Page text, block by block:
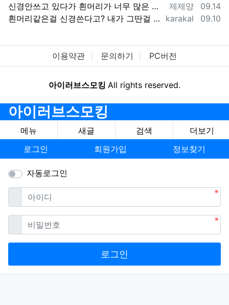
등록자
제제양 등록일
09.14
신경안쓰고 있다가 흰머리가 너무 많은 상태에서 갑자기 염색을 하고 나니...그 순간 전과 후과 달라진 느낌이 확~. 그 자각이 이제 염색 안하고…
등록자
karakal 등록일
09.10
흰머리같은걸 신경쓴다고? 내가 그딴걸 신경쓰지 않는다는건 오프모임 나온 사람들은 다 알겠지..ㅋㅋㅋ
이용약관 문의하기 PC버전
아이러브스모킹 All rights reserved.
아이러브스모킹
메뉴 새글 검색
더보기
로그인
회원가입 정보찾기
자동로그인
아이디필수
비밀번호필수
로그인